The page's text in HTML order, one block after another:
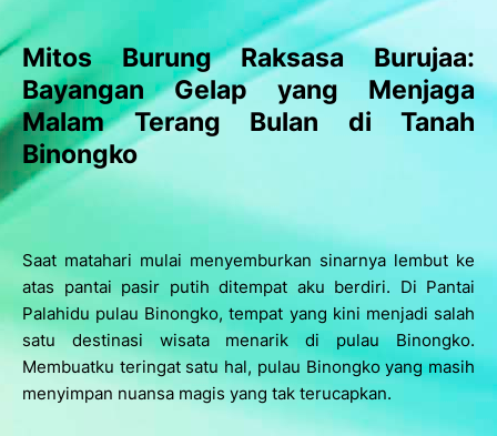
Mitos Burung Raksasa Burujaa:
Bayangan Gelap yang Menjaga
Malam Terang Bulan di Tanah
Binongko
Saat matahari mulai menyemburkan sinarnya lembut ke
atas pantai pasir putih ditempat aku berdiri. Di Pantai
Palahidu pulau Binongko, tempat yang kini menjadi salah
satu destinasi wisata menarik di pulau Binongko.
Membuatku teringat satu hal, pulau Binongko yang masih
menyimpan nuansa magis yang tak terucapkan.